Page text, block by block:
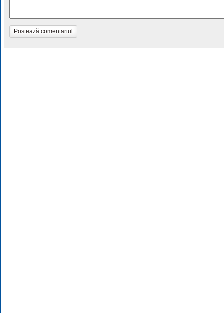
Postează comentariul